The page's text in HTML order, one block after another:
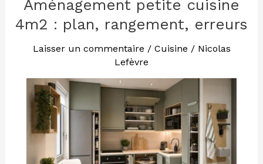
Aménagement petite cuisine
4m2 : plan, rangement, erreurs
Laisser un commentaire / Cuisine / Nicolas
Lefèvre
petite
cuisine
4m2
plan,
rangement,
erreurs